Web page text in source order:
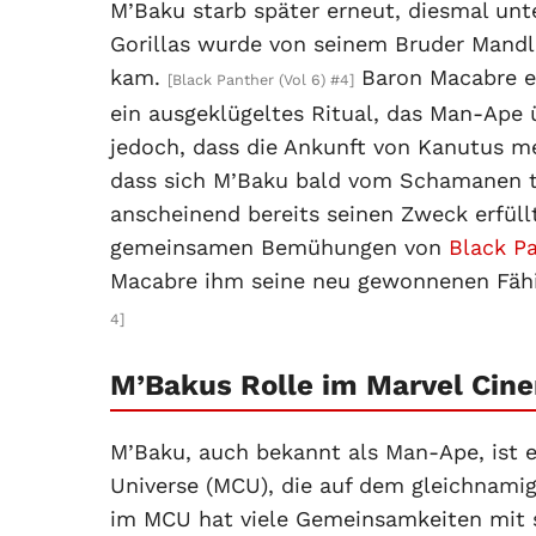
M’Baku starb später erneut, diesmal
Gorillas wurde von seinem Bruder
kam. [Black Panther (Vol 6) #4] Baron Macabre
ein ausgeklügeltes Ritual, das Man-
jedoch, dass die Ankunft von Kanutus
dass sich M’Baku bald vom
anscheinend bereits seinen Zweck
gemeinsamen Bemühungen von Black
Macabre ihm seine neu gewonnenen
4]
M’Bakus Rolle im Marvel
M’Baku, auch bekannt als Man-Ape,
Universe (MCU), die auf dem
im MCU hat viele Gemeinsamkeiten